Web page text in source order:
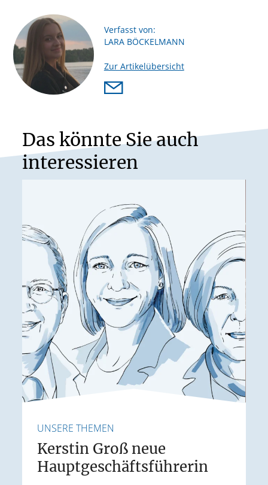
Verfasst von:
LARA BÖCKELMANN
Zur Artikelübersicht
Das könnte Sie auch
interessieren
UNSERE THEMEN
Kerstin Groß neue
Hauptgeschäftsführerin